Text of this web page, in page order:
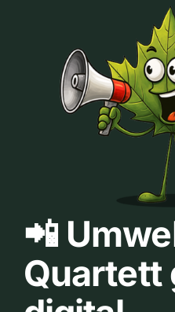
📲
Quartett